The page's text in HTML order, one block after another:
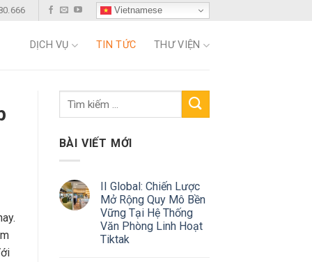
Vietnamese
DỊCH VỤ TIN TỨC THƯ VIỆN
BÀI VIẾT MỚI
II Global: Chiến Lược
Mở Rộng Quy Mô Bền
Vững Tại Hệ Thống
Văn Phòng Linh Hoạt
Tiktak